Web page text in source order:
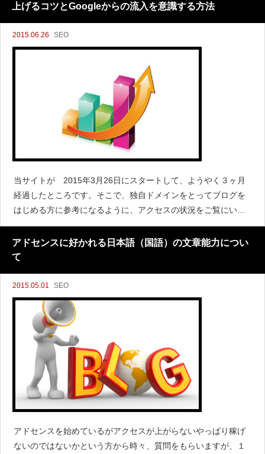
上げるコツとGoogleからの流入を意識する方法
2015.06.26 SEO
当サイトが 2015年3月26日にスタートして、ようやく３ヶ月
経過したところです。そこで、独自ドメインをとってブログを
はじめる方に参考になるように、アクセスの状況をご覧にいれ
ます。直近３ヶ月のアクセス状況こんなかんじです。
アドセンスに好かれる日本語（国語）の文章能力につい
て
2015.05.01 SEO
アドセンスを始めているがアクセスが上がらないやっぱり稼げ
ないのではないかという方から時々、質問をもらいますが、１